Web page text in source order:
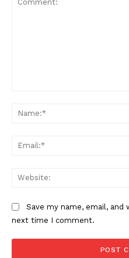
Save my name, email,
next time I comment.